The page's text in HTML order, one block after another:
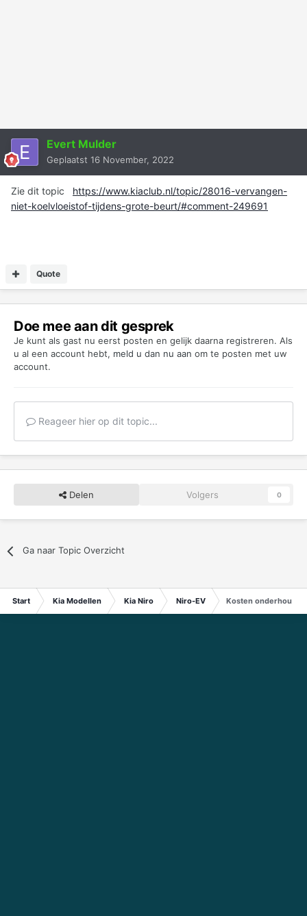
Evert Mulder
Geplaatst 16 November, 2022
Zie dit topic https://www.kiaclub.nl/topic/28016-vervangen-
niet-koelvloeistof-tijdens-grote-beurt/#comment-249691
Quote
Doe mee aan dit gesprek
Je kunt als gast nu eerst posten en gelijk daarna registreren. Als
u al een account hebt, meld u dan nu aan om te posten met uw
account.
Reageer hier op dit topic...
Delen Volgers 0
Ga naar Topic Overzicht
Start Kia Modellen Kia Niro Niro-EV Kosten onderhoud